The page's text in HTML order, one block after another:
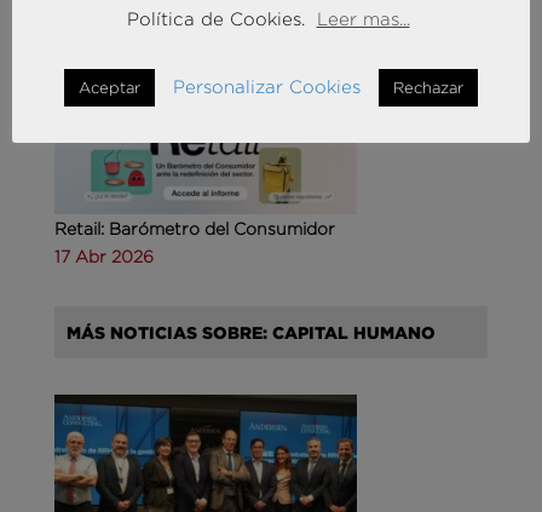
EXPERIENCE
Retail: Barómetro del Consumidor
17 Abr 2026
MÁS NOTICIAS SOBRE: CAPITAL HUMANO
Política de Cookies.
Leer mas...
Aceptar Personalizar Cookies Rechazar